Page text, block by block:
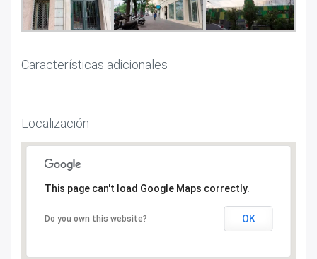
Características adicionales
Localización
This page can't load Google Maps correctly.
Do you own this website? OK